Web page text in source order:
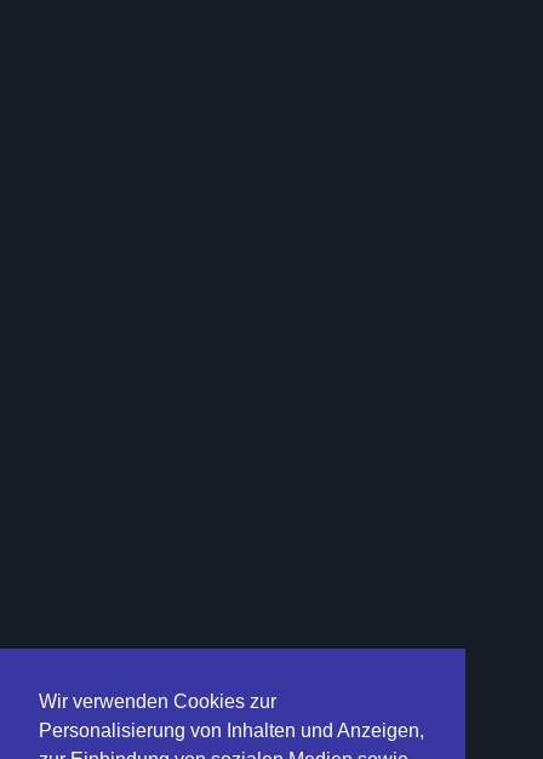
Wir verwenden Cookies zur
Personalisierung von Inhalten und Anzeigen,